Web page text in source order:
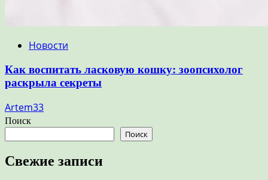
Новости
Как воспитать ласковую кошку: зоопсихолог
раскрыла секреты
Artem33
Поиск
Поиск
Свежие записи